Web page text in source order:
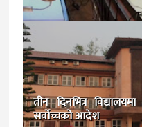
तीन दिनभित्र
सर्वोच्चको आदेश